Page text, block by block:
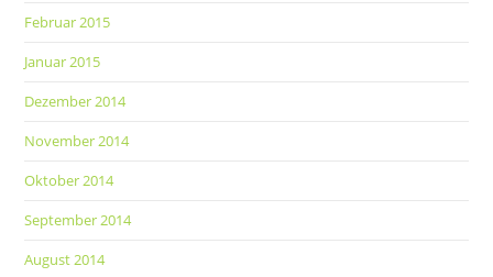
Februar 2015
Januar 2015
Dezember 2014
November 2014
Oktober 2014
September 2014
August 2014